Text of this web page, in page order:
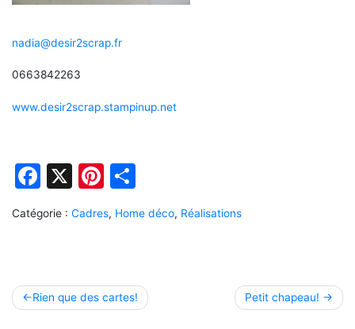
nadia@desir2scrap.fr
0663842263
www.desir2scrap.stampinup.net
Facebook
X Pinterest
Catégorie : Cadres, Home déco, Réalisations
Navigation
Rien que des cartes! Petit chapeau!